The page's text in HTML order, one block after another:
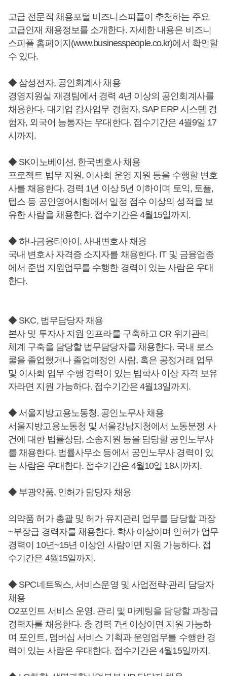
고급 전문직 채용포털 비즈니스피플이 추천하는 주요
고급인재 채용정보를 소개한다. 자세한 내용은 비즈니
스피플 홈페이지(www.businesspeople.co.kr)에서 확인할
수 있다.
◆ 삼성전자, 공인회계사 채용
경영지원실 재경팀에서 경력 4년 이상의 공인회계사를
채용한다. 대기업 감사업무 경험자, SAP ERP 시스템 경
험자, 외국어 능통자는 우대한다. 접수기간은 4월9일 17
시까지.
◆ SK이노베이션, 한국변호사 채용
프로젝트 법무 지원, 이사회 운영 지원 등을 수행할 변호
사를 채용한다. 경력 1년 이상 5년 이하이며 토익, 토플,
텝스 등 공인영어시험에서 일정 점수 이상의 성적을 보
유한 사람을 채용한다. 접수기간은 4월15일까지.
◆ 하나금융티아이, 사내변호사 채용
국내 변호사 자격증 소지자를 채용한다. IT 및 금융업종
에서 준법 지원업무를 수행한 경력이 있는 사람은 우대
한다.
◆ SKC, 법무담당자 채용
본사 및 투자사 지원 인프라를 구축하고 CR 위기관리
체계 구축을 담당할 법무담당자를 채용한다. 국내 로스
쿨을 졸업했거나 졸업예정인 사람, 혹은 공정거래 업무
및 이사회 업무 수행 경력이 있는 법학사 이상 자격 보유
자라면 지원 가능하다. 접수기간은 4월13일까지.
◆ 서울지방고용노동청, 공인노무사 채용
서울지방고용노동청 및 서울강남지청에서 노동분쟁 사
건에 대한 법률상담, 소송지원 등을 담당할 공인노무사
를 채용한다. 법률사무소 등에서 공인노무사 경력이 있
는 사람은 우대한다. 접수기간은 4월10일 18시까지.
◆ 부광약품, 인허가 담당자 채용
의약품 허가 총괄 및 허가 유지관리 업무를 담당할 과장
~부장급 경력자를 채용한다. 학사 이상이며 인허가 업무
경력이 10년~15년 이상인 사람이면 지원 가능하다. 접
수기간은 4월15일까지.
◆ SPC네트웍스, 서비스운영 및 사업전략·관리 담당자
채용
O2포인트 서비스 운영, 관리 및 마케팅을 담당할 과장급
경력자를 채용한다. 총 경력 7년 이상이면 지원 가능하
며 포인트, 멤버십 서비스 기획과 운영업무를 수행한 경
력이 있는 사람은 우대한다. 접수기간은 4월15일까지.